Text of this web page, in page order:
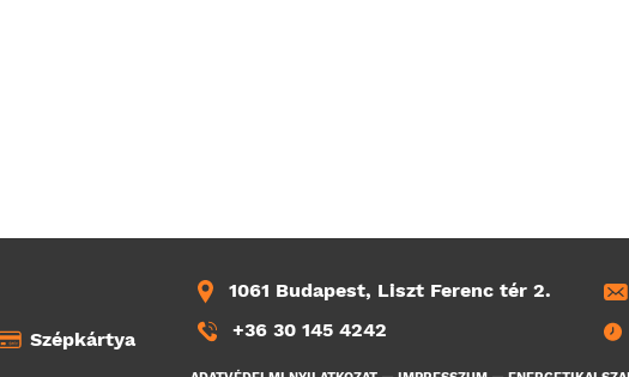
Szépkártya
1061 Budapest, Liszt Ferenc tér 2.
+36 30 145 4242